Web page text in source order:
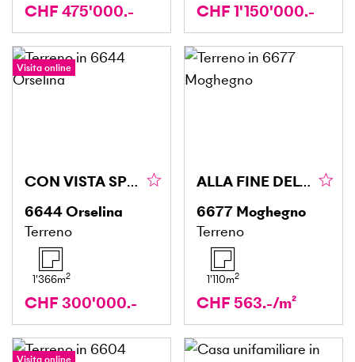
CHF 475'000.- CHF 1'150'000.-
Visita online
CON VISTA SPETTACOLARE
6644Orselina
Terreno
1'366m2
CHF 300'000.-
ALLA FINE DEL VILLAGGIO CON UNA SPLENDIDA VISTA
6677 Moghegno
Terreno
1'110m2
CHF 563.-/m²